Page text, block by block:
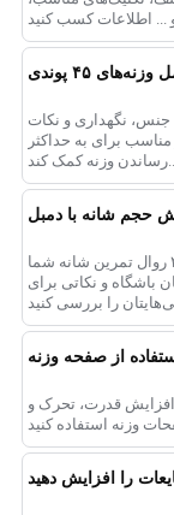
۴۵ پوندی
۴۵ پوندی، انواع، جنس، نگهداری و نکات
مناسب برای به حداکثر
حجم شانه با دمبل
کشف کنید که چگونه دمبل‌ها می‌توانند در سال ۲۰۲۵ روال تمرین شانه شما
باشگاه و نکاتی برای
از صفحه وزنه
قدرت، تحرک و
را افزایش دهید